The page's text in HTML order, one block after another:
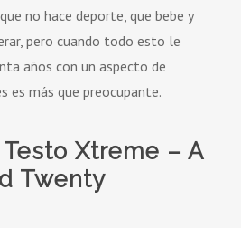
no hace deporte, que bebe y
pero cuando todo esto le
años con un aspecto de
es más que preocupante.
Xtreme – A
Twenty